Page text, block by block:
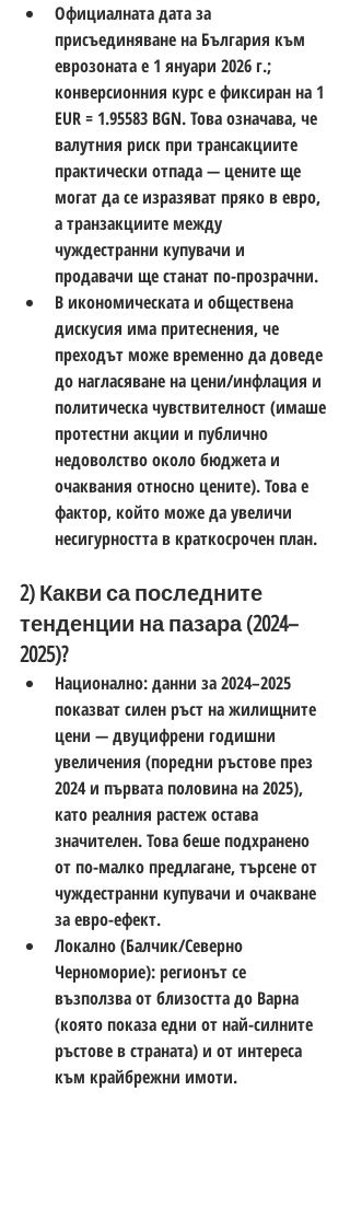
Официалната дата за
присъединяване на България към
еврозоната е 1 януари 2026 г.;
конверсионния курс е фиксиран на 1
EUR = 1.95583 BGN. Това означава, че
валутния риск при трансакциите
практически отпада — цените ще
могат да се изразяват пряко в евро,
а транзакциите между
чуждестранни купувачи и
продавачи ще станат по-прозрачни.
В икономическата и обществена
дискусия има притеснения, че
преходът може временно да доведе
до нагласяване на цени/инфлация и
политическа чувствителност (имаше
протестни акции и публично
недоволство около бюджета и
очаквания относно цените). Това е
фактор, който може да увеличи
несигурността в краткосрочен план.
2) Какви са последните
тенденции на пазара (2024–
2025)?
Национално: данни за 2024–2025
показват силен ръст на жилищните
цени — двуцифрени годишни
увеличения (поредни ръстове през
2024 и първата половина на 2025),
като реалния растеж остава
значителен. Това беше подхранено
от по-малко предлагане, търсене от
чуждестранни купувачи и очакване
за евро-ефект.
Локално (Балчик/Северно
Черноморие): регионът се
възползва от близостта до Варна
(която показа едни от най-силните
ръстове в страната) и от интереса
към крайбрежни имоти.